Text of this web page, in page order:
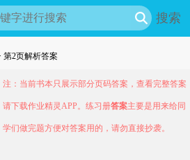
搜索
第2页解析答案
注：当前书本只展示部分页码答案，查看完整答案
请下载作业精灵APP。练习册答案主要是用来给同
学们做完题方便对答案用的，请勿直接抄袭。